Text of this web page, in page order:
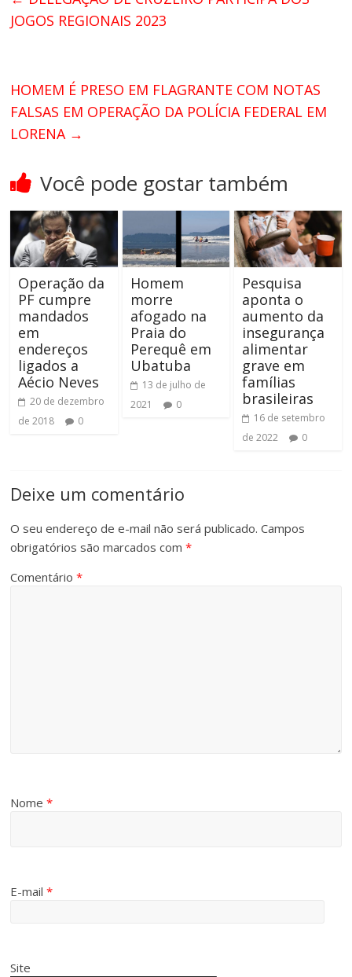
JOGOS REGIONAIS 2023
HOMEM É PRESO EM FLAGRANTE COM NOTAS
FALSAS EM OPERAÇÃO DA POLÍCIA FEDERAL EM
LORENA →
Você pode gostar também
Operação da
PF cumpre
mandados
em
endereços
ligados a
Aécio Neves
20 de dezembro
de 2018
0
Homem
morre
afogado na
Praia do
Perequê em
Ubatuba
13 de julho de
2021
0
Pesquisa
aponta o
aumento da
insegurança
alimentar
grave em
famílias
brasileiras
16 de setembro
de 2022
0
Deixe um comentário
O seu endereço de e-mail não será publicado. Campos
obrigatórios são marcados com*
Comentário*
Nome*
E-mail*
Site